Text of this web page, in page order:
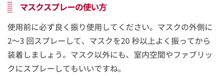
マスクスプレーの使い方
使用前に必ず良く振り使用してください。マスクの外側に
2～3 回スプレーして、マスクを20 秒以上よく振ってから
装着しましょう。マスク以外にも、室内空間やファブリッ
クにスプレーしてもいいですね。